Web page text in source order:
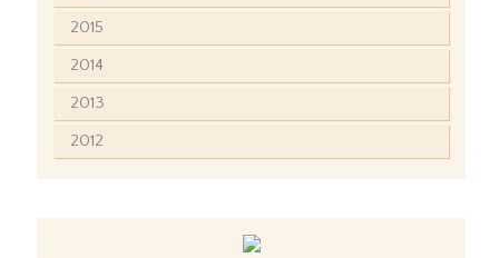
2015
2014
2013
2012